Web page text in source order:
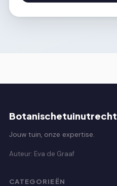
Botanischetuinutrecht
Jouw tuin, onze expertise.
Auteur: Eva de Graaf
CATEGORIEËN